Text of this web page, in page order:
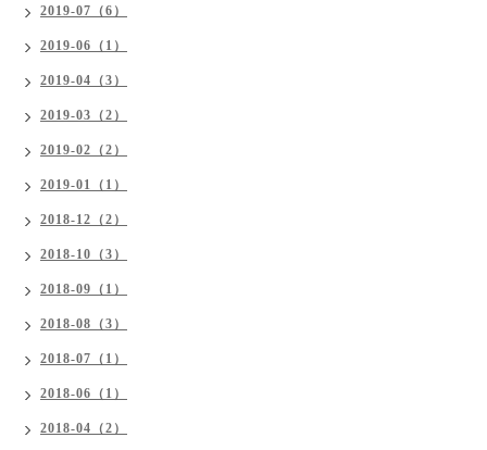
2019-07（6）
2019-06（1）
2019-04（3）
2019-03（2）
2019-02（2）
2019-01（1）
2018-12（2）
2018-10（3）
2018-09（1）
2018-08（3）
2018-07（1）
2018-06（1）
2018-04（2）